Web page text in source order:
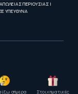
ΠΕΡΙΟΥΣΙΑΣ |
ΥΠΕΥΘΥΝΑ
σήμερα Στοιχηματικές